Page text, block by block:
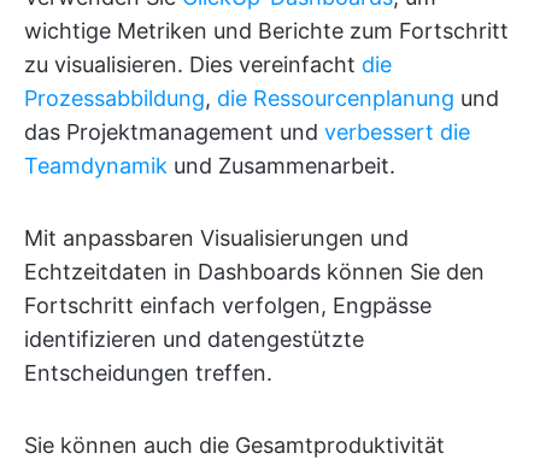
wichtige Metriken und Berichte zum Fortschritt
zu visualisieren. Dies vereinfacht die
Prozessabbildung, die Ressourcenplanung und
das Projektmanagement und verbessert die
Teamdynamik und Zusammenarbeit.
Mit anpassbaren Visualisierungen und
Echtzeitdaten in Dashboards können Sie den
Fortschritt einfach verfolgen, Engpässe
identifizieren und datengestützte
Entscheidungen treffen.
Sie können auch die Gesamtproduktivität